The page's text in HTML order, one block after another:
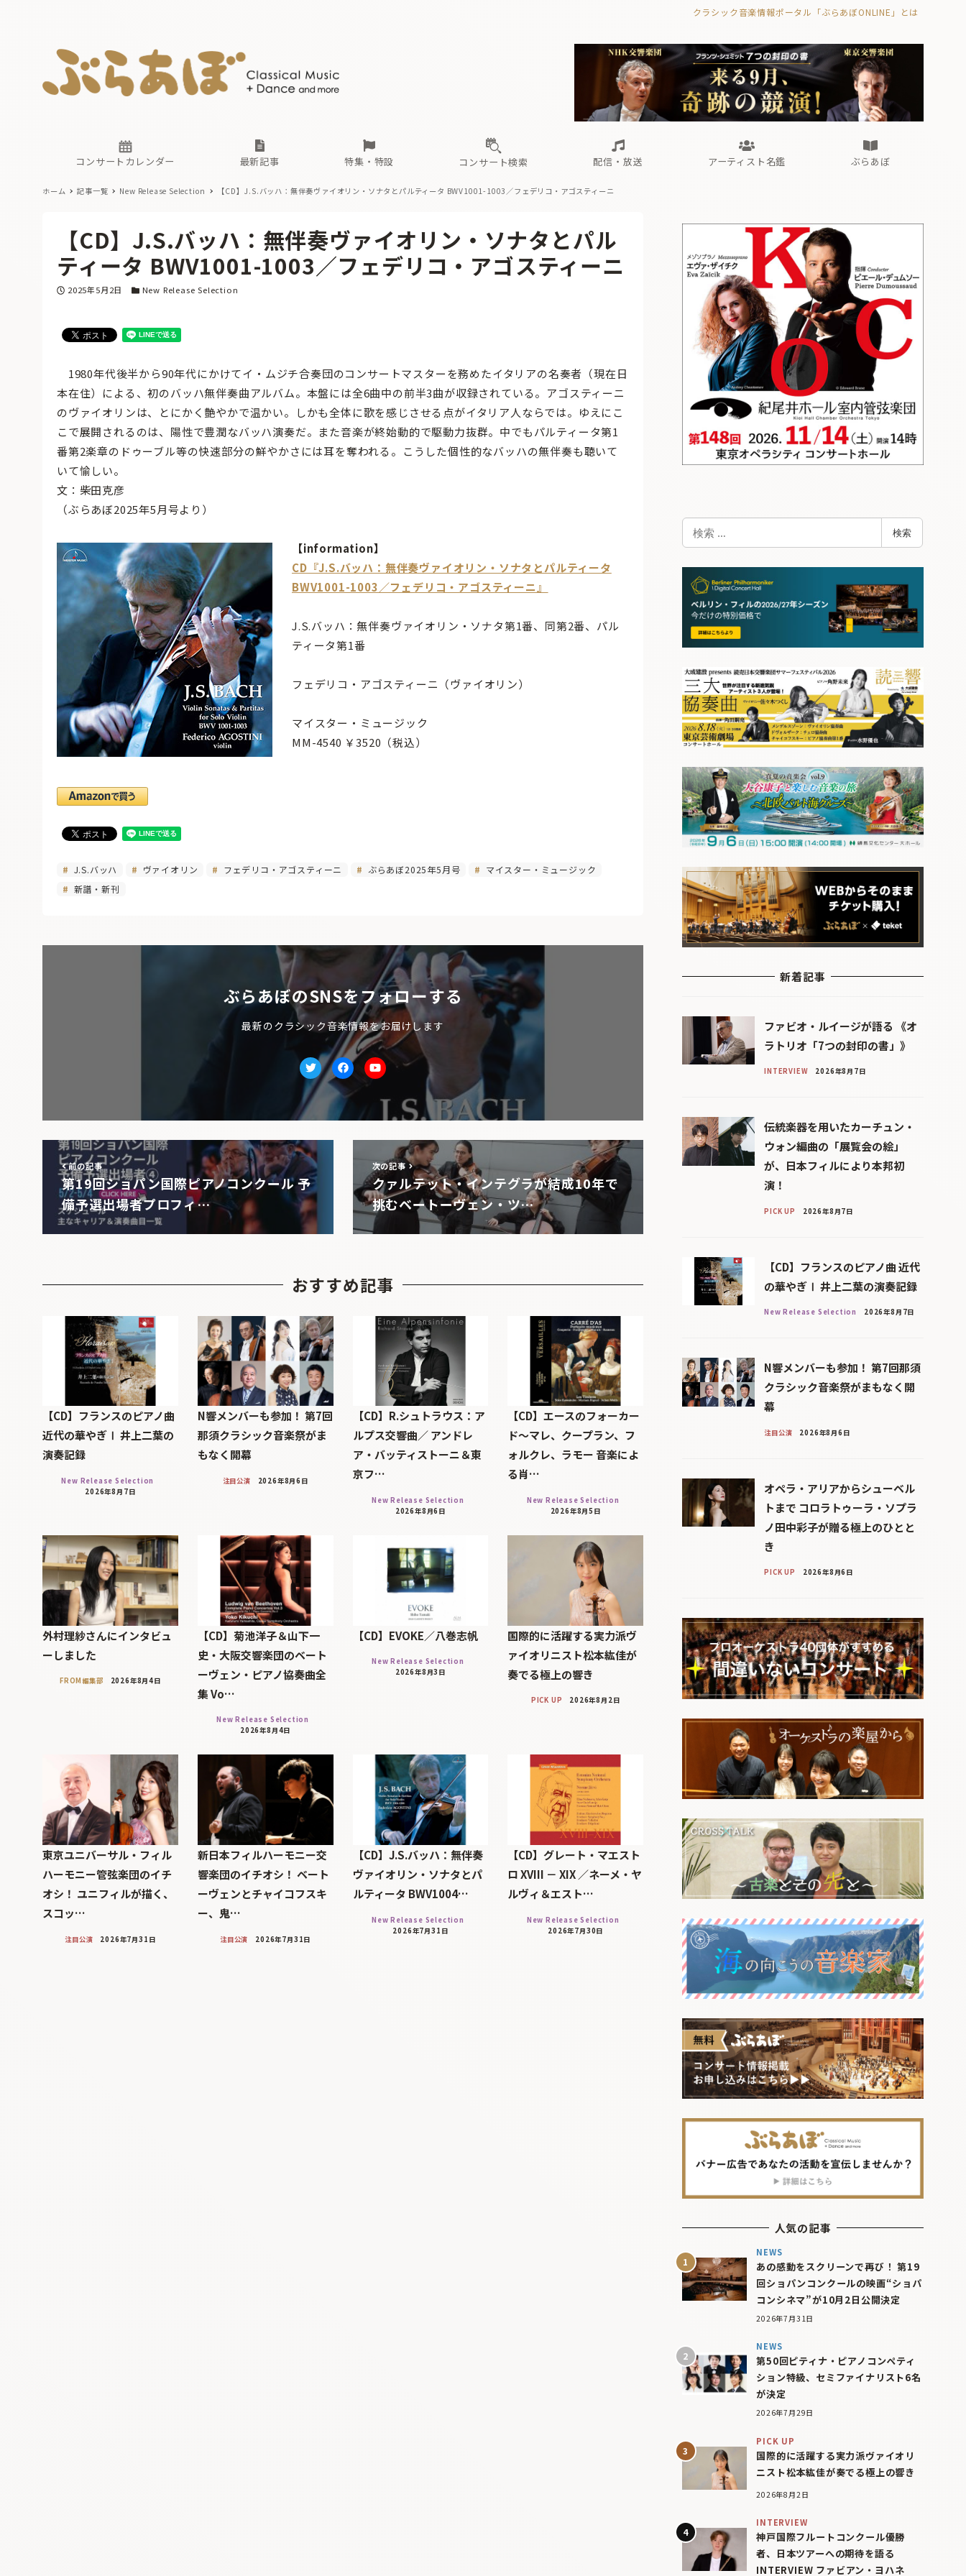
クラシック音楽情報ポータル「ぶらあぼONLINE」とは
コンサートカレンダー 最新記事
古楽とその先と オーケストラの楽屋から 海の向こうの音楽家 Aからの眺望 ぶらあぼブラス！
フォルテピアノ・オデッセイ
過去の連載
特集・特設
現場のプロが推す！間違いないオーケストラコンサート
過去の特集
コンサート検索 配信・放送
無料ライブ配信スケジュール 有料ライブ配信スケジュール
アーティスト名鑑
あ か さ な ら わ
ぶらあぼ
古楽とその先と Aからの眺望 ぶらあぼブラス！
フォルテピアノ・オデッセイ
無料ライブ配信スケジュール
あ か さ
ホーム 記事一覧 New Release Selection 【CD】J.S.バッハ：無伴奏ヴァイオリン・ソナタとパルティータ BWV1001-1003／フェデリコ・アゴスティーニ
【CD】J.S.バッハ：無伴奏ヴァイオリン・ソナタとパル
ティータ BWV1001-1003／フェデリコ・アゴスティーニ
投稿日
2025年5月2日 カテゴリー
New Release Selection
1980年代後半から90年代にかけてイ・ムジチ合奏団のコンサートマスターを務めたイタリアの名奏者（現在日
本在住）による、初のバッハ無伴奏曲アルバム。本盤には全6曲中の前半3曲が収録されている。アゴスティーニ
のヴァイオリンは、とにかく艶やかで温かい。しかも全体に歌を感じさせる点がイタリア人ならでは。ゆえにこ
こで展開されるのは、陽性で豊潤なバッハ演奏だ。また音楽が終始動的で駆動力抜群。中でもパルティータ第1
番第2楽章のドゥーブル等の快速部分の鮮やかさには耳を奪われる。こうした個性的なバッハの無伴奏も聴いて
いて愉しい。
文：柴田克彦
（ぶらあぼ2025年5月号より）
【information】
CD『J.S.バッハ：無伴奏ヴァイオリン・ソナタとパルティータ
BWV1001-1003／フェデリコ・アゴスティーニ』
J.S.バッハ：無伴奏ヴァイオリン・ソナタ第1番、同第2番、パル
ティータ第1番
フェデリコ・アゴスティーニ（ヴァイオリン）
マイスター・ミュージック
MM-4540 ￥3520（税込）
J.S.バッハ ヴァイオリン フェデリコ・アゴスティーニ ぶらあぼ2025年5月号
マイスター・ミュージック
新譜・新刊
ぶらあぼのSNSをフォローする
最新のクラシック音楽情報をお届けします
TwitterfacebookYoutube
前の記事
第19回ショパン国際ピアノコンクール 予
備予選出場者プロフィ…
次の記事
クァルテット・インテグラが結成10年で
挑むベートーヴェン・ツ…
おすすめ記事
【CD】フランスのピアノ曲
近代の華やぎⅠ 井上二葉の
演奏記録
New Release Selection
2026年8月7日
N響メンバーも参加！ 第7回
那須クラシック音楽祭がま
もなく開幕
注目公演 2026年8月6日
【CD】R.シュトラウス：ア
ルプス交響曲／ アンドレ
ア・バッティストーニ＆東
京フ…
New Release Selection
2026年8月6日
【CD】エースのフォーカー
ド～マレ、クープラン、フ
ォルクレ、ラモー 音楽によ
る肖…
New Release Selection
2026年8月5日
外村理紗さんにインタビュ
ーしました
FROM編集部 2026年8月4日
【CD】菊池洋子＆山下一
史・大阪交響楽団のベート
ーヴェン・ピアノ協奏曲全
集 Vo…
New Release Selection
2026年8月4日
【CD】EVOKE／八巻志帆
New Release Selection
2026年8月3日
国際的に活躍する実力派ヴ
ァイオリニスト松本紘佳が
奏でる極上の響き
PICK UP 2026年8月2日
東京ユニバーサル・フィル
ハーモニー管弦楽団のイチ
オシ！ ユニフィルが描く、
スコッ…
注目公演 2026年7月31日
新日本フィルハーモニー交
響楽団のイチオシ！ ベート
ーヴェンとチャイコフスキ
ー、鬼…
注目公演 2026年7月31日
【CD】J.S.バッハ：無伴奏
ヴァイオリン・ソナタとパ
ルティータ BWV1004…
New Release Selection
2026年7月31日
【CD】グレート・マエスト
ロ XVIII － XIX ／ネーメ・ヤ
ルヴィ＆エスト…
New Release Selection
2026年7月30日
検
索
検索
新着記事
ファビオ・ルイージが語る 《オ
ラトリオ「7つの封印の書」》
INTERVIEW 2026年8月7日
伝統楽器を用いたカーチュン・
ウォン編曲の「展覧会の絵」
が、日本フィルにより本邦初
演！
PICK UP 2026年8月7日
【CD】フランスのピアノ曲 近代
の華やぎⅠ 井上二葉の演奏記録
New Release Selection 2026年8月7日
N響メンバーも参加！ 第7回那須
クラシック音楽祭がまもなく開
幕
注目公演 2026年8月6日
オペラ・アリアからシューベル
トまで コロラトゥーラ・ソプラ
ノ田中彩子が贈る極上のひとと
き
PICK UP 2026年8月6日
人気の記事
NEWS
あの感動をスクリーンで再び！ 第19
回ショパンコンクールの映画“ショパ
コンシネマ”が10月2日公開決定
2026年7月31日
NEWS
第50回ピティナ・ピアノコンペティ
ション特級、セミファイナリスト6名
が決定
2026年7月29日
PICK UP
国際的に活躍する実力派ヴァイオリ
ニスト松本紘佳が奏でる極上の響き
2026年8月2日
INTERVIEW
神戸国際フルートコンクール優勝
者、日本ツアーへの期待を語る
INTERVIEW ファビアン・ヨハネ